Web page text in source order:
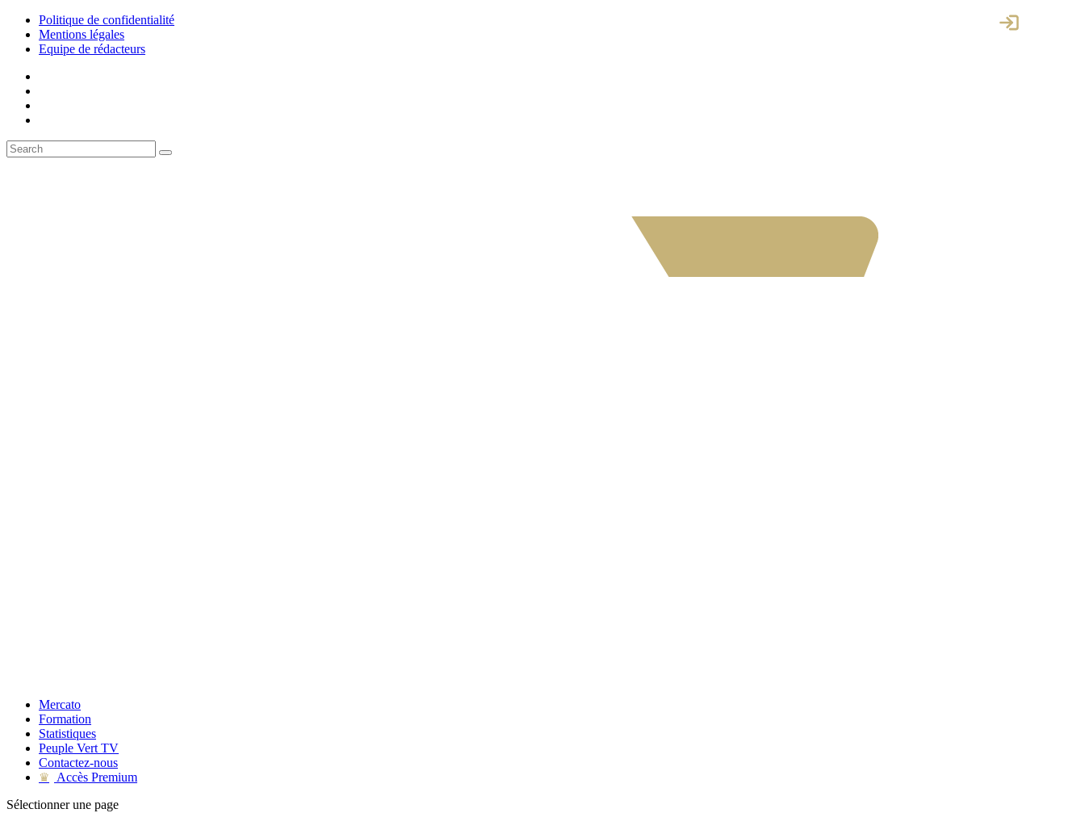
Politique de confidentialité
Mentions légales
Equipe de rédacteurs
Mercato
Formation
Statistiques
Peuple Vert TV
Contactez-nous
♛
Accès Premium
Sélectionner une page